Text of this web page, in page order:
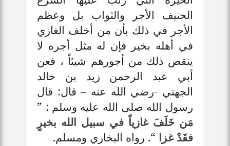
الحنيف الأجر والثواب بل وعظم
الأجر في ذلك بأن من أخلف الغازي
في أهله بخير فإن له مثل أجره لا
ينقص ذلك من أجورهم شيئاً ، فعن
أبي عبد الرحمن زيد بن خالد
الجهني -رضي الله عنه – قال: قال
رسول الله صلى الله عليه وسلم : ”
مَن خَلَفَ غازياً في سبيل الله بخيرٍ
فقَدْ غزا “. رواه البخاري ومسلم.